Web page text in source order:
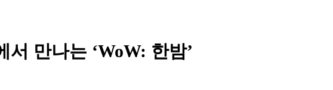
만나는 ‘WoW: 한밤’